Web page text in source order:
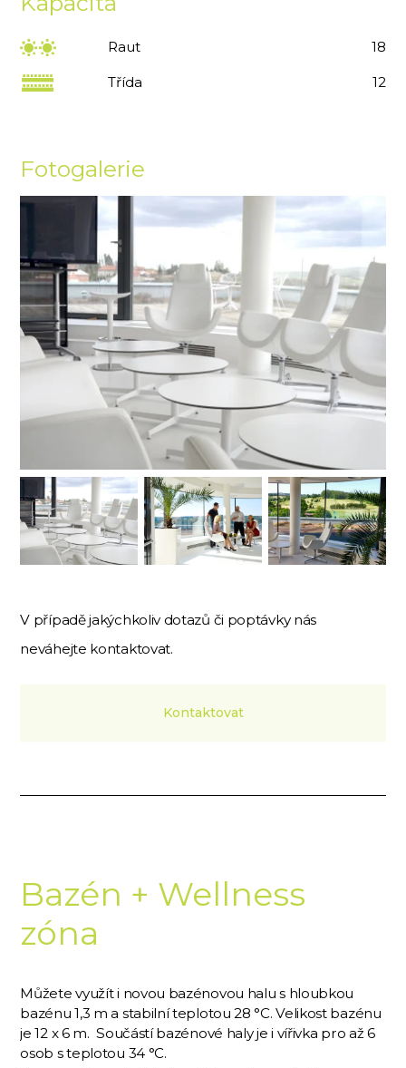
Raut 18
Třída 12
Fotogalerie
V případě jakýchkoliv dotazů či poptávky nás
neváhejte kontaktovat.
Kontaktovat
Bazén + Wellness
zóna
Můžete využít i novou bazénovou halu s hloubkou
bazénu 1,3 m a stabilní teplotou 28 °C. Velikost bazénu
je 12 x 6 m. Součástí bazénové haly je i vířivka pro až 6
osob s teplotou 34 °C.